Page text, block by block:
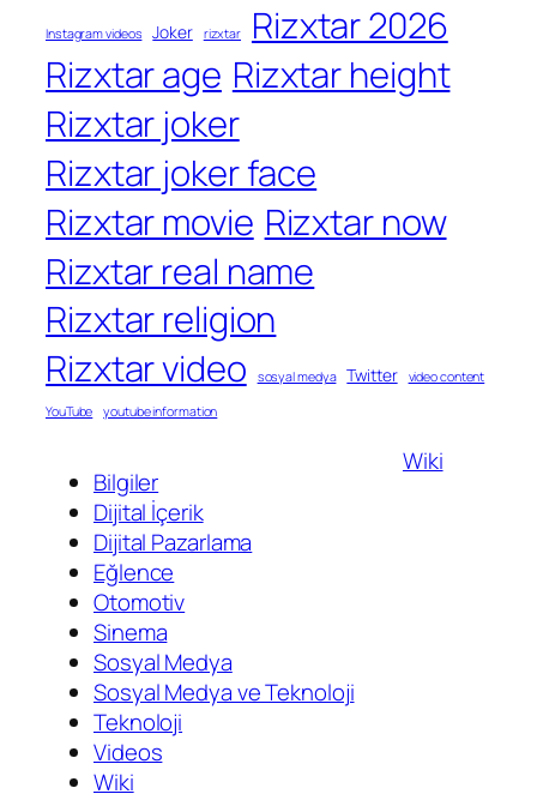
Instagram videos Joker rizxtar
Rizxtar 2026
Rizxtar age Rizxtar height
Rizxtar joker
Rizxtar joker face
Rizxtar movie Rizxtar now
Rizxtar real name
Rizxtar religion
Rizxtar video
sosyal medya Twitter video content
YouTube youtube information
Bilgiler
Dijital İçerik
Dijital Pazarlama
Eğlence
Otomotiv
Sinema
Sosyal Medya
Sosyal Medya ve Teknoloji
Teknoloji
Videos
Wiki
Wiki